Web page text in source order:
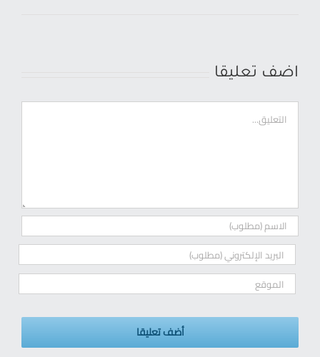
اضف تعليقا